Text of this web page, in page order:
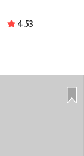
4.53